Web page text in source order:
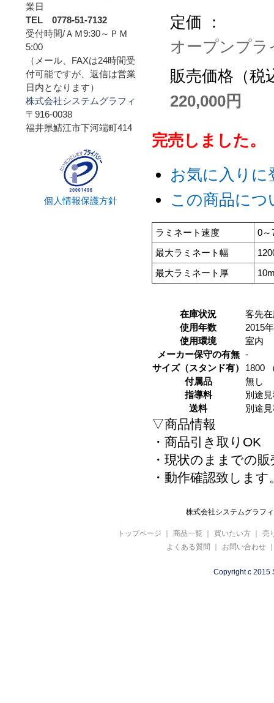
定価 ：
オープンプラ
販売価格（税
220,000円
完売しました。
お気に入りに
この商品に
ラミネート速度
0～
最大ラミネート幅
最大ラミネート厚
在庫状況
客先
使用年数
2015
使用環境
室内
メーカー保守の有無 -
サイズ（スタンド有）
1800
付属品
無し
指導料
別途
送料
別途
▽商品情報
・商品引き取りOK
・現状のままでの
・動作確認致します
業日
TEL 0778-51-7132
受付時間/ＡＭ9:30～ＰＭ
5:00
（メール、FAXは24時間受
付可能ですが、返信は営業
日内となります）
株式会社システムグラフィ
〒916-0038
福井県鯖江市下河端町414
個人情報保護方針
株式会社システムグラ
トップページ 商品一覧 買いたい方
売
よくある質問
お問い合わせ
Copyright c 2015